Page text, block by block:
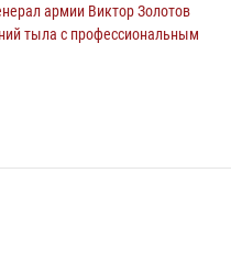
армии Виктор Золотов
тыла с профессиональным
105-летию Центрального